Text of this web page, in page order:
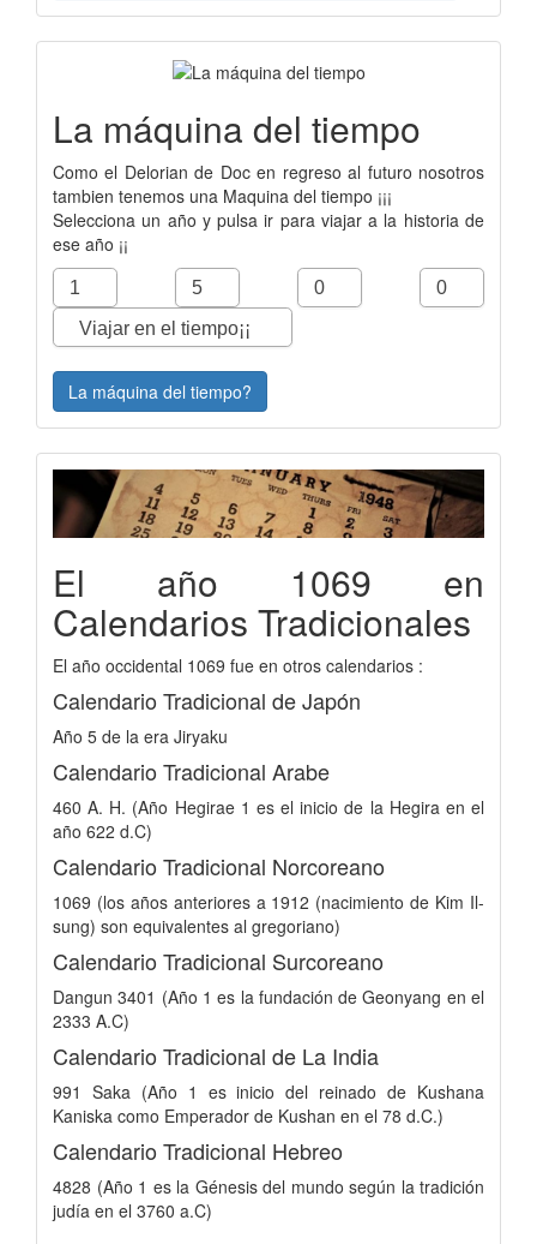
La máquina del tiempo
Como el Delorian de Doc en regreso al futuro nosotros
tambien tenemos una Maquina del tiempo ¡¡¡
Selecciona un año y pulsa ir para viajar a la historia de
ese año ¡¡
La máquina del tiempo?
El año 1069 en
Calendarios Tradicionales
El año occidental 1069 fue en otros calendarios :
Calendario Tradicional de Japón
Año 5 de la era Jiryaku
Calendario Tradicional Arabe
460 A. H. (Año Hegirae 1 es el inicio de la Hegira en el
año 622 d.C)
Calendario Tradicional Norcoreano
1069 (los años anteriores a 1912 (nacimiento de Kim Il-
sung) son equivalentes al gregoriano)
Calendario Tradicional Surcoreano
Dangun 3401 (Año 1 es la fundación de Geonyang en el
2333 A.C)
Calendario Tradicional de La India
991 Saka (Año 1 es inicio del reinado de Kushana
Kaniska como Emperador de Kushan en el 78 d.C.)
Calendario Tradicional Hebreo
4828 (Año 1 es la Génesis del mundo según la tradición
judía en el 3760 a.C)